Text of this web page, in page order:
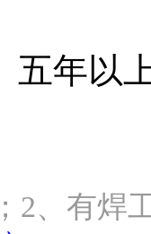
年以
2、有焊